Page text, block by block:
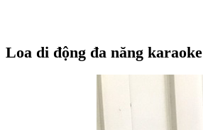
Loa di động đa năng karaoke